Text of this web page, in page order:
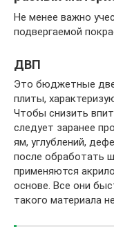
Не менее важно
подвергаемой
ДВП
Это бюджетные
плиты,
Чтобы снизить
следует заранее
ям, углублений,
после обработать
применяются
основе. Все они
такого материала